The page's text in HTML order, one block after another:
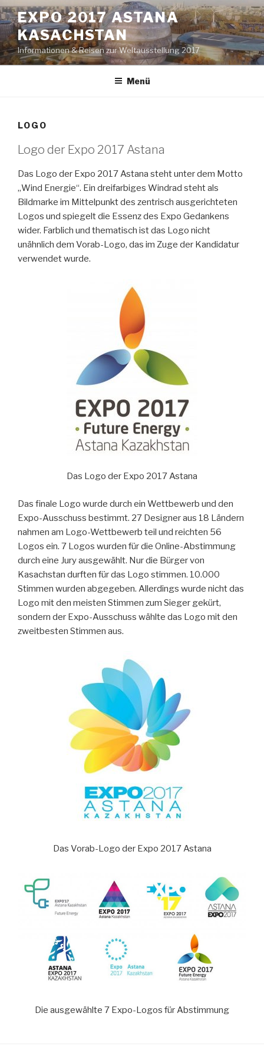
Zum
Inhalt
springen
EXPO 2017 ASTANA
KASACHSTAN
Informationen & Reisen zur Weltausstellung 2017
Menü
LOGO
Logo der Expo 2017 Astana
Das Logo der Expo 2017 Astana steht unter dem Motto
„Wind Energie“. Ein dreifarbiges Windrad steht als
Bildmarke im Mittelpunkt des zentrisch ausgerichteten
Logos und spiegelt die Essenz des Expo Gedankens
wider. Farblich und thematisch ist das Logo nicht
unähnlich dem Vorab-Logo, das im Zuge der Kandidatur
verwendet wurde.
Das Logo der Expo 2017 Astana
Das finale Logo wurde durch ein Wettbewerb und den
Expo-Ausschuss bestimmt. 27 Designer aus 18 Ländern
nahmen am Logo-Wettbewerb teil und reichten 56
Logos ein. 7 Logos wurden für die Online-Abstimmung
durch eine Jury ausgewählt. Nur die Bürger von
Kasachstan durften für das Logo stimmen. 10.000
Stimmen wurden abgegeben. Allerdings wurde nicht das
Logo mit den meisten Stimmen zum Sieger gekürt,
sondern der Expo-Ausschuss wählte das Logo mit den
zweitbesten Stimmen aus.
Das Vorab-Logo der Expo 2017 Astana
Die ausgewählte 7 Expo-Logos für Abstimmung